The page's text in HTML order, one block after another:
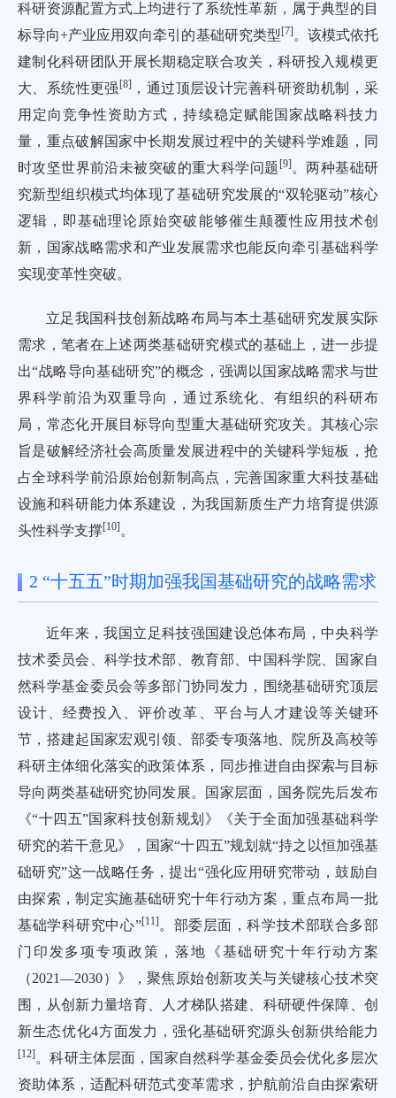
科研资源配置方式上均进行了系统性革新，属于典型的目
标导向+产业应用双向牵引的基础研究类型[7] 。该模式依托
建制化科研团队开展长期稳定联合攻关，科研投入规模更
大、系统性更强 [8] ，通过顶层设计完善科研资助机制，采
用定向竞争性资助方式，持续稳定赋能国家战略科技力
量，重点破解国家中长期发展过程中的关键科学难题，同
时攻坚世界前沿未被突破的重大科学问题 [9] 。两种基础研
究新型组织模式均体现了基础研究发展的“双轮驱动”核心
逻辑，即基础理论原始突破能够催生颠覆性应用技术创
新，国家战略需求和产业发展需求也能反向牵引基础科学
实现变革性突破。
立足我国科技创新战略布局与本土基础研究发展实际
需求，笔者在上述两类基础研究模式的基础上，进一步提
出“战略导向基础研究”的概念，强调以国家战略需求与世
界科学前沿为双重导向，通过系统化、有组织的科研布
局，常态化开展目标导向型重大基础研究攻关。其核心宗
旨是破解经济社会高质量发展进程中的关键科学短板，抢
占全球科学前沿原始创新制高点，完善国家重大科技基础
设施和科研能力体系建设，为我国新质生产力培育提供源
头性科学支撑[10] 。
2 “十五五”时期加强我国基础研究的战略需求
近年来，我国立足科技强国建设总体布局，中央科学
技术委员会、科学技术部、教育部、中国科学院、国家自
然科学基金委员会等多部门协同发力，围绕基础研究顶层
设计、经费投入、评价改革、平台与人才建设等关键环
节，搭建起国家宏观引领、部委专项落地、院所及高校等
科研主体细化落实的政策体系，同步推进自由探索与目标
导向两类基础研究协同发展。国家层面，国务院先后发布
《“十四五”国家科技创新规划》《关于全面加强基础科学
研究的若干意见》，国家“十四五”规划就“持之以恒加强基
础研究”这一战略任务，提出“强化应用研究带动，鼓励自
由探索，制定实施基础研究十年行动方案，重点布局一批
基础学科研究中心”[11] 。部委层面，科学技术部联合多部
门印发多项专项政策，落地《基础研究十年行动方案
（2021—2030）》，聚焦原始创新攻关与关键核心技术突
围，从创新力量培育、人才梯队搭建、科研硬件保障、创
新生态优化4方面发力，强化基础研究源头创新供给能力
[12] 。科研主体层面，国家自然科学基金委员会优化多层次
资助体系，适配科研范式变革需求，护航前沿自由探索研